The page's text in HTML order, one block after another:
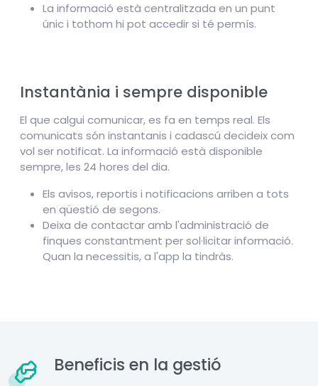
La informació està centralitzada en un punt
únic i tothom hi pot accedir si té permís.
Instantània i sempre disponible
El que calgui comunicar, es fa en temps real. Els
comunicats són instantanis i cadascú decideix com
vol ser notificat. La informació està disponible
sempre, les 24 hores del dia.
Els avisos, reportis i notificacions arriben a tots
en qüestió de segons.
Deixa de contactar amb l'administració de
finques constantment per sol·licitar informació.
Quan la necessitis, a l'app la tindràs.
Beneficis en la gestió